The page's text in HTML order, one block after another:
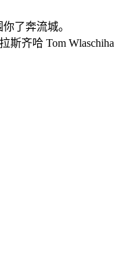
了奔流城。
斯齐哈 Tom Wlaschiha